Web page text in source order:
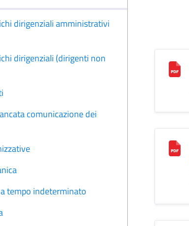
dirigenziali amministrativi
dirigenziali (dirigenti non
comunicazione dei
tempo indeterminato